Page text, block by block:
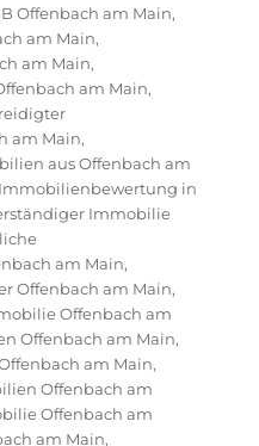
Offenbach am Main,
am Main,
am Main,
am Main,
am Main,
aus Offenbach am
in
Immobilie
am Main,
Offenbach am Main,
Offenbach am
Offenbach am Main,
am Main,
Offenbach am
Offenbach am
am Main,